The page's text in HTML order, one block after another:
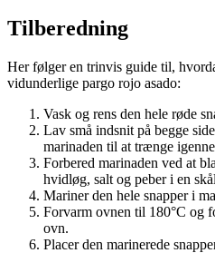
Tilberedning
Her følger en trinvis guide til,
vidunderlige pargo rojo asado:
Vask og rens den hele røde
Lav små indsnit på begge
marinaden til at trænge
Forbered marinaden ved at
hvidløg, salt og peber i en
Mariner den hele snapper i
Forvarm ovnen til 180°C og
ovn.
Placer den marinerede